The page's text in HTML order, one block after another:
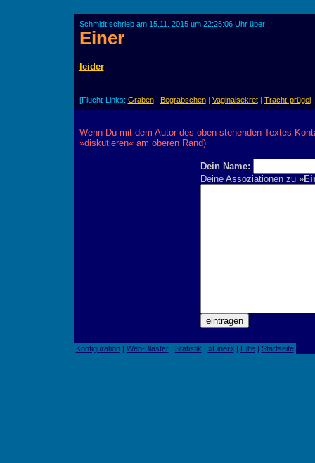
Schmidt schrieb am 15.11. 2015 um 22:25:06 Uhr über
Einer
leider
[Flucht-Links: Graben| Begrabschen| Vaginalsekret| Tracht-prügel
Wenn Du mit dem Autor des oben stehenden Textes
»diskutieren« am oberen Rand)
Dein Name:
Deine Assoziationen zu »
Konfiguration| Web-Blaster| Statistik | »Einer«| Hilfe| Startseite